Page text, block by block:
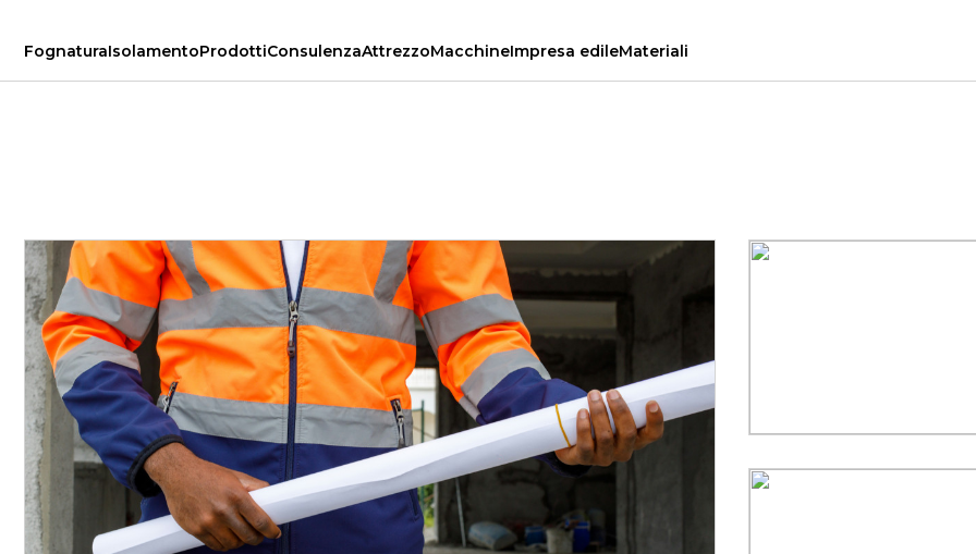
FognaturaIsolamentoProdottiConsulenzaAttrezzoMacchineImpresa edileMateriali